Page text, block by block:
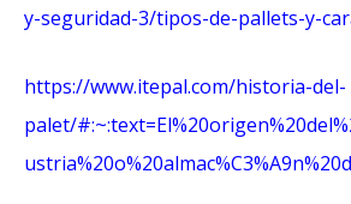
y-seguridad-3/tipos-de-pallets-y-
https://www.itepal.com/historia-del-
palet/